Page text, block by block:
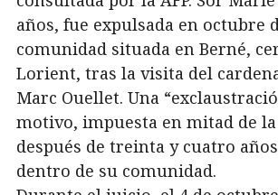
años, fue expulsada en octubre
comunidad situada en Berné,
Lorient, tras la visita del
Marc Ouellet. Una
motivo, impuesta en mitad de
después de treinta y cuatro
dentro de su comunidad.